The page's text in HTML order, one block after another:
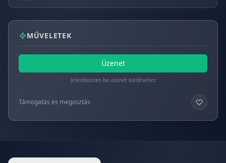
MŰVELETEK
Üzenet
Jelentkezzen be üzenet küldéséhez
Támogatás és megosztás